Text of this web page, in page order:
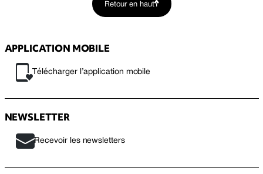
Retour en haut
APPLICATION MOBILE
Télécharger l’application mobile
NEWSLETTER
Recevoir les newsletters